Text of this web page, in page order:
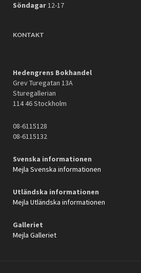
Söndagar12-17
KONTAKT
Hedengrens Bokhandel
Grev Turegatan 13A
Sturegallerian
114 46 Stockholm
08-6115128
08-6115132
Svenska informationen
Mejla Svenska informationen
Utländska informationen
Mejla Utländska informationen
Galleriet
Mejla Galleriet